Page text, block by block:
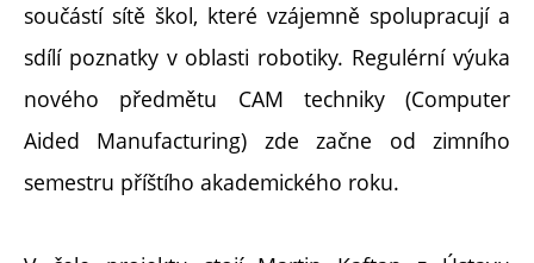
součástí sítě škol, které vzájemně spolupracují a
sdílí poznatky v oblasti robotiky. Regulérní výuka
nového předmětu CAM techniky (Computer
Aided Manufacturing) zde začne od zimního
semestru příštího akademického roku.